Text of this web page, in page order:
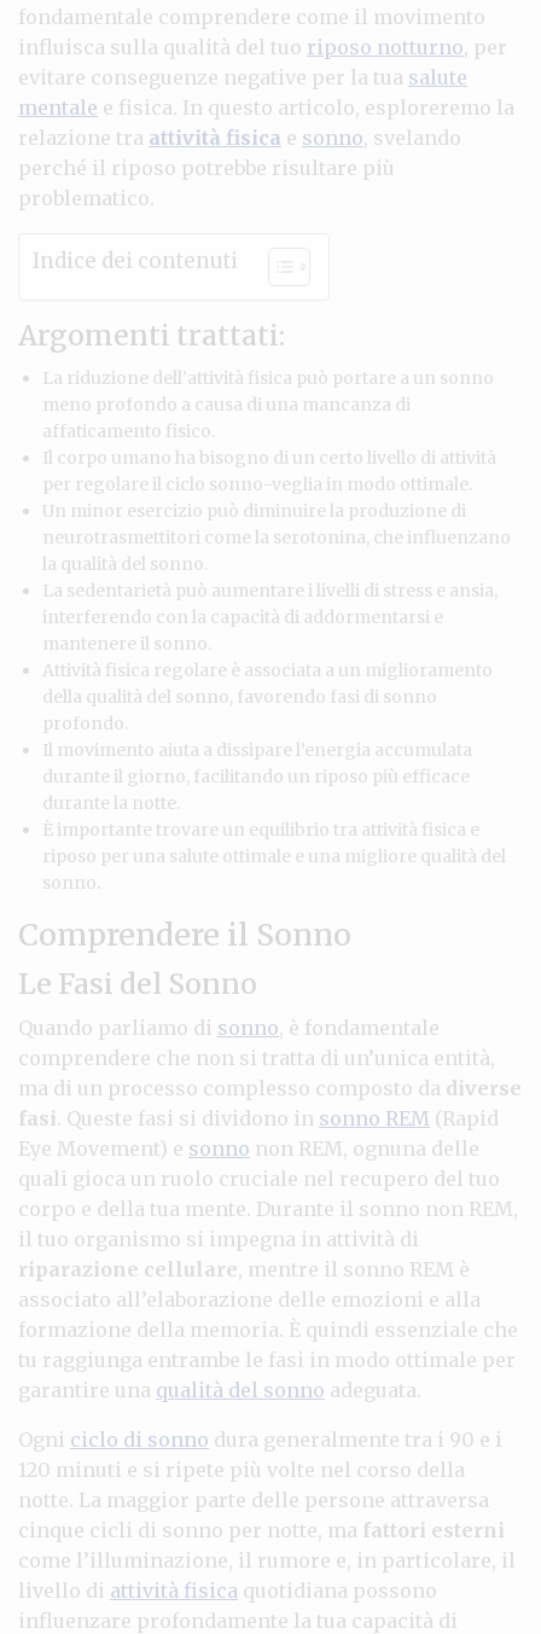
fondamentale comprendere come il movimento
influisca sulla qualità del tuo riposo notturno, per
evitare conseguenze negative per la tua salute
mentale e fisica. In questo articolo, esploreremo la
relazione tra attività fisica e sonno, svelando
perché il riposo potrebbe risultare più
problematico.
Indice dei contenuti
Argomenti trattati:
La riduzione dell’attività fisica può portare a un sonno
meno profondo a causa di una mancanza di
affaticamento fisico.
Il corpo umano ha bisogno di un certo livello di attività
per regolare il ciclo sonno-veglia in modo ottimale.
Un minor esercizio può diminuire la produzione di
neurotrasmettitori come la serotonina, che influenzano
la qualità del sonno.
La sedentarietà può aumentare i livelli di stress e ansia,
interferendo con la capacità di addormentarsi e
mantenere il sonno.
Attività fisica regolare è associata a un miglioramento
della qualità del sonno, favorendo fasi di sonno
profondo.
Il movimento aiuta a dissipare l’energia accumulata
durante il giorno, facilitando un riposo più efficace
durante la notte.
È importante trovare un equilibrio tra attività fisica e
riposo per una salute ottimale e una migliore qualità del
sonno.
Comprendere il Sonno
Le Fasi del Sonno
Quando parliamo di sonno, è fondamentale
comprendere che non si tratta di un’unica entità,
ma di un processo complesso composto da diverse
fasi. Queste fasi si dividono in sonno REM (Rapid
Eye Movement) e sonno non REM, ognuna delle
quali gioca un ruolo cruciale nel recupero del tuo
corpo e della tua mente. Durante il sonno non REM,
il tuo organismo si impegna in attività di
riparazione cellulare, mentre il sonno REM è
associato all’elaborazione delle emozioni e alla
formazione della memoria. È quindi essenziale che
tu raggiunga entrambe le fasi in modo ottimale per
garantire una qualità del sonno adeguata.
Ogni ciclo di sonno dura generalmente tra i 90 e i
120 minuti e si ripete più volte nel corso della
notte. La maggior parte delle persone attraversa
cinque cicli di sonno per notte, ma fattori esterni
come l’illuminazione, il rumore e, in particolare, il
livello di attività fisica quotidiana possono
influenzare profondamente la tua capacità di